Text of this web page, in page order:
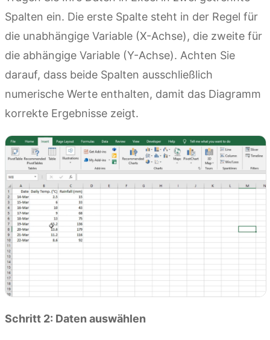
Spalten ein. Die erste Spalte steht in der Regel für
die unabhängige Variable (X-Achse), die zweite für
die abhängige Variable (Y-Achse). Achten Sie
darauf, dass beide Spalten ausschließlich
numerische Werte enthalten, damit das Diagramm
korrekte Ergebnisse zeigt.
Schritt 2: Daten auswählen